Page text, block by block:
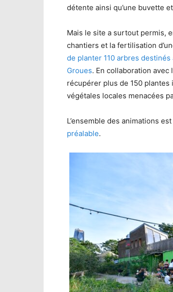
détente ainsi qu’une buvette
Mais le site a surtout permis,
chantiers et la fertilisation
de planter 110 arbres
Groues. En collaboration avec
récupérer plus de 150
végétales locales menacées
L’ensemble des animations
préalable.